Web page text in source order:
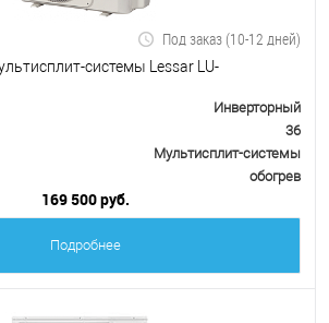
Под заказ (10-12 дней)
системы Lessar LU-
Инверторный
36
Мультисплит-системы
обогрев
169 500 руб.
Подробнее